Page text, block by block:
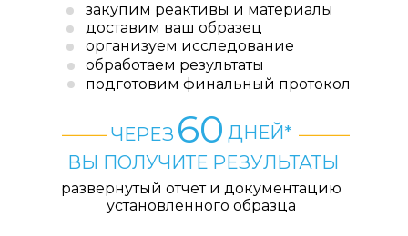
закупим реактивы и материалы
доставим ваш образец
организуем исследование
обработаем результаты
подготовим финальный протокол
ВЫ ПОЛУЧИТЕ РЕЗУЛЬТАТЫ
ДНЕЙ*
60
ЧЕРЕЗ
развернутый отчет и документацию
установленного образца